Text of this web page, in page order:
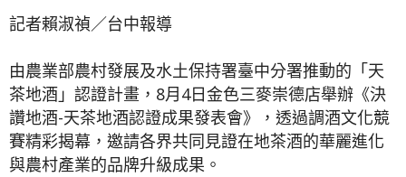
記者賴淑禎／台中報導
由農業部農村發展及水土保持署臺中分署推動的「天
茶地酒」認證計畫，8月4日金色三麥崇德店舉辦《決
讚地酒-天茶地酒認證成果發表會》，透過調酒文化競
賽精彩揭幕，邀請各界共同見證在地茶酒的華麗進化
與農村產業的品牌升級成果。